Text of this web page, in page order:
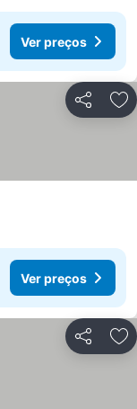
Ver preços
Partilhar
Ver preços
Partilhar